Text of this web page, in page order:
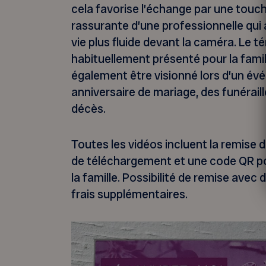
cela favorise l’échange par une
rassurante d’une professionnelle qui
vie plus fluide devant la caméra. Le
habituellement présenté pour la
également être visionné lors d’un
anniversaire de mariage, des
décès.
Toutes les vidéos incluent la remise
de téléchargement et une code QR
la famille. Possibilité de remise avec
frais supplémentaires.